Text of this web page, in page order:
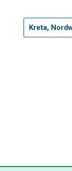
Kreta,